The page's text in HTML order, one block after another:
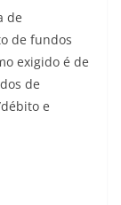
de
de fundos
exigido é de
de
e